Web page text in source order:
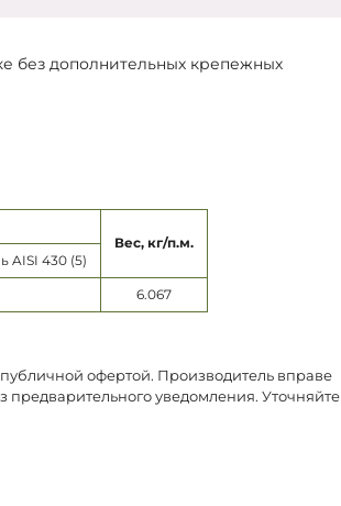
без дополнительных крепежных
Вес, кг/п.м.
AISI 430 (5)
6.067
офертой. Производитель вправе
предварительного уведомления. Уточняйте